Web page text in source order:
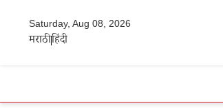
Saturday, Aug 08, 2026
मराठीहिंदी